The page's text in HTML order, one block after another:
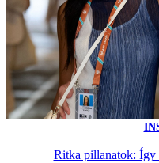
Ritka pillanatok: Így